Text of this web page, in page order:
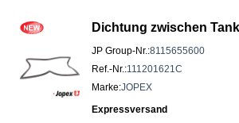
Dichtung zwischen
JP Group-Nr.:8115655600
Ref.-Nr.:111201621C
Marke:JOPEX
Expressversand